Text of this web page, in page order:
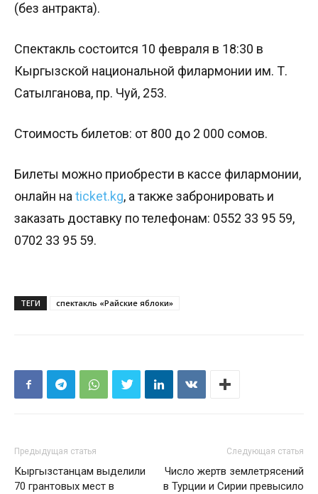
(без антракта).
Спектакль состоится 10 февраля в 18:30 в
Кыргызской национальной филармонии им. Т.
Сатылганова, пр. Чуй, 253.
Стоимость билетов: от 800 до 2 000 сомов.
Билеты можно приобрести в кассе филармонии,
онлайн на ticket.kg, а также забронировать и
заказать доставку по телефонам: 0552 33 95 59,
0702 33 95 59.
ТЕГИ спектакль «Райские яблоки»
Предыдущая статья
Кыргызстанцам выделили
70 грантовых мест в
Следующая статья
Число жертв землетрясений
в Турции и Сирии превысило